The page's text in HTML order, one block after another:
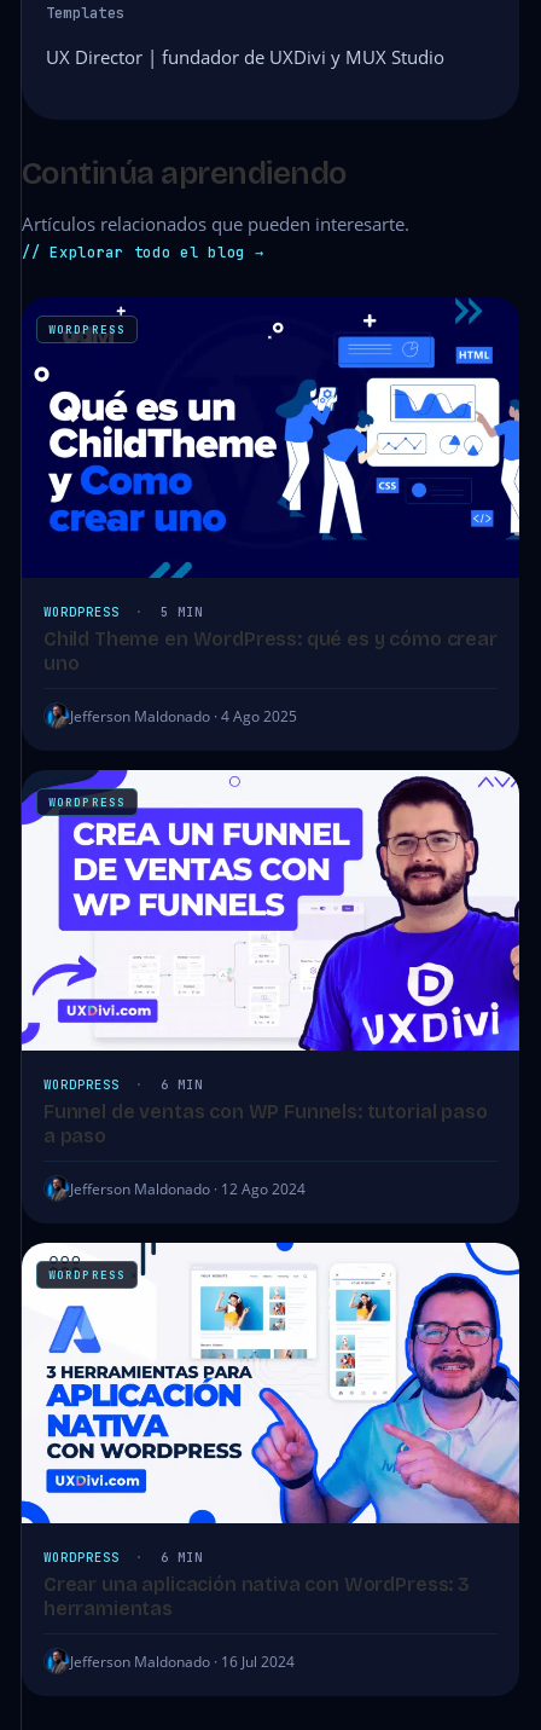
Templates
UX Director | fundador de UXDivi y MUX Studio
Continúa aprendiendo
Artículos relacionados que pueden interesarte.
// Explorar todo el blog →
WORDPRESS
WORDPRESS · 5 MIN
Child Theme en WordPress: qué es y cómo crear
uno
Jefferson Maldonado · 4 Ago 2025
WORDPRESS
WORDPRESS · 6 MIN
Funnel de ventas con WP Funnels: tutorial paso
a paso
Jefferson Maldonado · 12 Ago 2024
WORDPRESS
WORDPRESS · 6 MIN
Crear una aplicación nativa con WordPress: 3
herramientas
Jefferson Maldonado · 16 Jul 2024